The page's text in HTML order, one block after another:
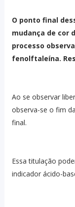
O ponto final
mudança de cor
processo
fenolftaleína.
Ao se observar
observa-se o fim
final.
Essa titulação
indicador ácido-